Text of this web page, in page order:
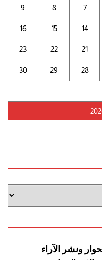
7
8
9
14
15
16
21
22
23
28
29
30
ونشر
الآراء